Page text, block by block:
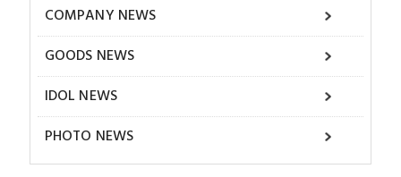
COMPANY NEWS
GOODS NEWS
IDOL NEWS
PHOTO NEWS